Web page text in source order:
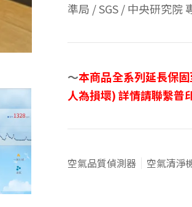
準局 / SGS / 中央研究院
～本商品全系列延長保
人為損壞) 詳情請聯繫普
空氣品質偵測器 空氣清淨